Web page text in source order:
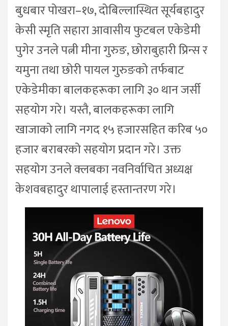
बुधबार पोखरा–१७, दोबिल्लास्थित सूर्यबहादुर
केसी स्मृति सहारा आवासीय फुटबल एकेडेमी
पुगेर उनले पत्नी मीना गुरुङ, छोराबुहारी प्रिन्स र
यमुना तथा छोरी पायल गुरुङको तर्फबाट
एकेडेमीका बालकहरूका लागि ३० थान जर्सी
सहयोग गरे। यस्तै, बालकहरूका लागि
खाजाको लागि नगद १५ हजारसहित करिब ५०
हजार बराबरको सहयोग प्रदान गरे। उक्त
सहयोग उनले क्लबका नवनिर्वाचित अध्यक्ष
केशवबहादुर थापालाई हस्तान्तरण गरे।